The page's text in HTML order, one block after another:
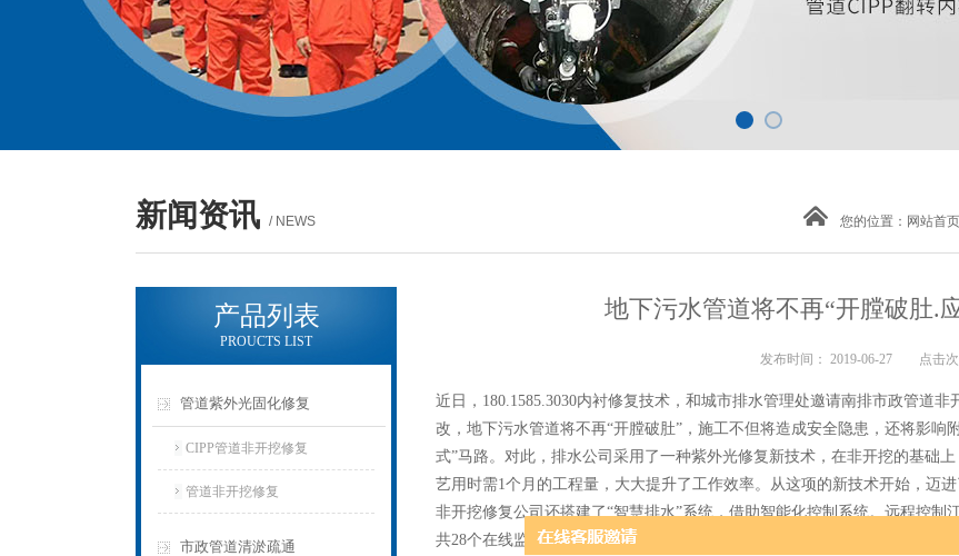
新闻资讯 / NEWS 您的位置： 网站首页
产品列表
PROUCTS LIST
管道紫外光固化修复
CIPP管道非开挖修复
管道非开挖修复
市政管道清淤疏通
地下污水管道将不再“开膛破肚.
发布时间： 2019-06-27 点击次
近日，180.1585.3030内衬修复技术，和城市排水管理处邀请南排市政管道
改，地下污水管道将不再“开膛破肚”，施工不但将造成安全隐患，还将影
式”马路。对此，排水公司采用了一种紫外光修复新技术，在非开挖的基础
艺用时需1个月的工程量，大大提升了工作效率。从这项的新技术开始，迈
非开挖修复公司还搭建了“智慧排水”系统，借助智能化控制系统。远程控
共28个在线监控点，实时监测液位、COD浓度等主要指标。通过管道蓄水